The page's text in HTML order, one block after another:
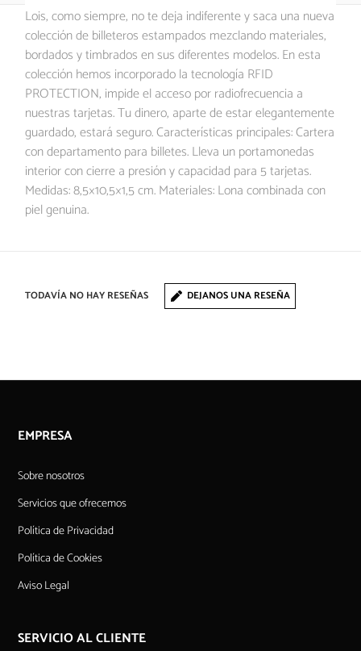
Lois, como siempre, no te deja indiferente y saca una nueva
colección de billeteros estampados mezclando materiales,
bordados y timbrados en sus diferentes modelos. En esta
colección hemos incorporado la tecnología RFID
PROTECTION, impide el acceso por radiofrecuencia a
nuestras tarjetas. Tu dinero, aparte de estar elegantemente
guardado, estará seguro. Características principales: Cartera
con departamento para billetes. Lleva un portamonedas
interior con cierre a presión y capacidad para 5 tarjetas.
Medidas: 8,5×10,5×1,5 cm. Materiales: Lona combinada con
piel genuina.
TODAVÍA NO HAY RESEÑAS DEJANOS UNA RESEÑA
EMPRESA
Sobre nosotros
Servicios que ofrecemos
Política de Privacidad
Política de Cookies
Aviso Legal
SERVICIO AL CLIENTE